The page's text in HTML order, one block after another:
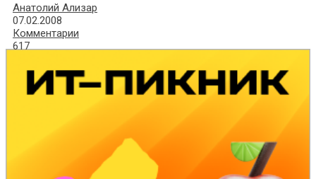
Анатолий Ализар
07.02.2008
Комментарии
617